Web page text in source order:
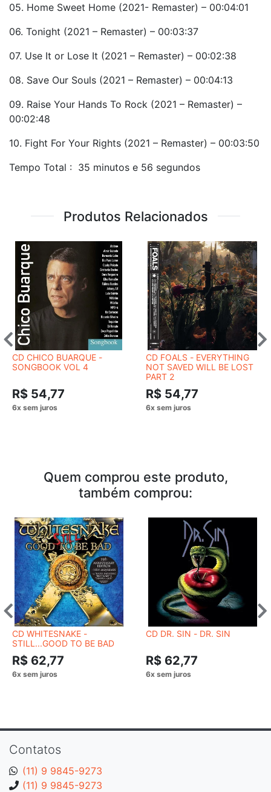
05. Home Sweet Home (2021- Remaster) – 00:04:01
06. Tonight (2021 – Remaster) – 00:03:37
07. Use It or Lose It (2021 – Remaster) – 00:02:38
08. Save Our Souls (2021 – Remaster) – 00:04:13
09. Raise Your Hands To Rock (2021 – Remaster) –
00:02:48
10. Fight For Your Rights (2021 – Remaster) – 00:03:50
Tempo Total : 35 minutos e 56 segundos
Produtos Relacionados
CD CHICO BUARQUE -
SONGBOOK VOL 4
R$ 54,77
CD FOALS - EVERYTHING
NOT SAVED WILL BE LOST
PART 2
R$ 54,77
Quem comprou este produto,
também comprou:
CD WHITESNAKE -
STILL...GOOD TO BE BAD
R$ 62,77
CD DR. SIN - DR. SIN
R$ 62,77
Contatos
(11) 9 9845-9273
(11) 9 9845-9273